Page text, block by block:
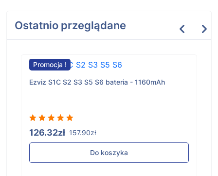
Ostatnio przeglądane
Promocja !
Ezviz S1C S2 S3 S5 S6 bateria - 1160mAh
126.32zł 157.90zł
Do koszyka